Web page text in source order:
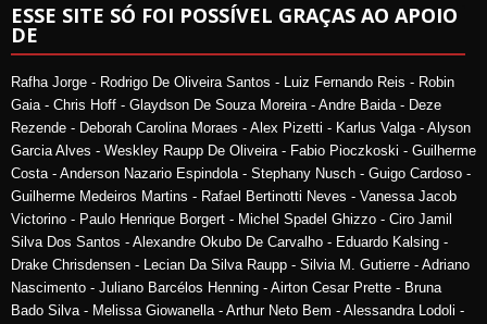
ESSE SITE SÓ FOI POSSÍVEL GRAÇAS AO APOIO
DE
Rafha Jorge - Rodrigo De Oliveira Santos - Luiz Fernando Reis - Robin
Gaia - Chris Hoff - Glaydson De Souza Moreira - Andre Baida - Deze
Rezende - Deborah Carolina Moraes - Alex Pizetti - Karlus Valga - Alyson
Garcia Alves - Weskley Raupp De Oliveira - Fabio Pioczkoski - Guilherme
Costa - Anderson Nazario Espindola - Stephany Nusch - Guigo Cardoso -
Guilherme Medeiros Martins - Rafael Bertinotti Neves - Vanessa Jacob
Victorino - Paulo Henrique Borgert - Michel Spadel Ghizzo - Ciro Jamil
Silva Dos Santos - Alexandre Okubo De Carvalho - Eduardo Kalsing -
Drake Chrisdensen - Lecian Da Silva Raupp - Silvia M. Gutierre - Adriano
Nascimento - Juliano Barcélos Henning - Airton Cesar Prette - Bruna
Bado Silva - Melissa Giowanella - Arthur Neto Bem - Alessandra Lodoli -